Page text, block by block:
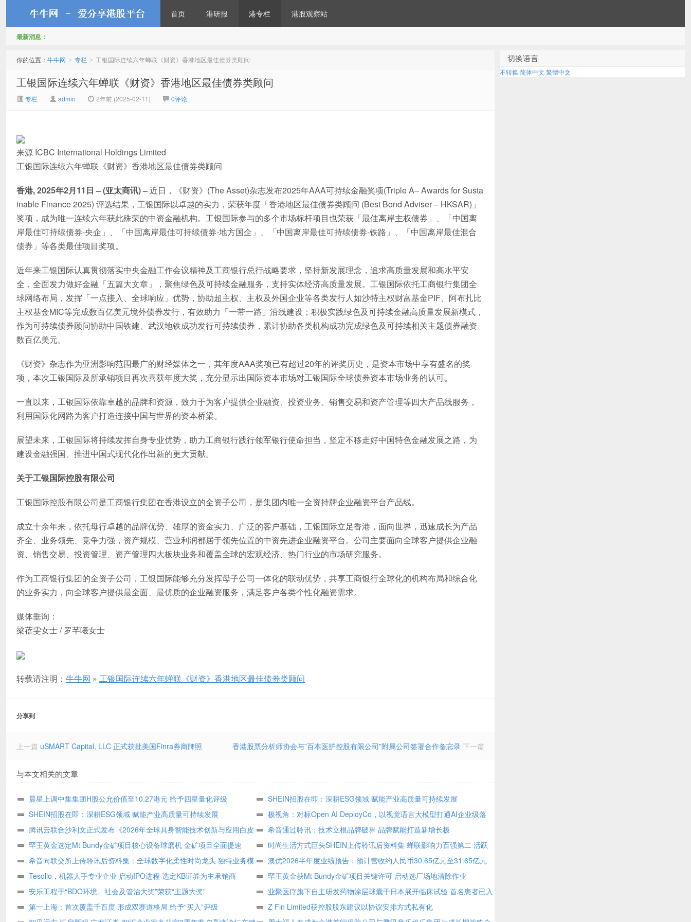
首页 港研报 港专栏 港股观察站
最新消息：
你的位置： 牛牛网 > 专栏 > 工银国际连续六年蝉联《财资》香港地区最佳债券类顾问
工银国际连续六年蝉联《财资》香港地区最佳债券类顾问
专栏 admin 2年前 (2025-02-11) 0评论
来源 ICBC International Holdings Limited
工银国际连续六年蝉联《财资》香港地区最佳债券类顾问
香港, 2025年2月11日 – (亚太商讯) –近日，《财资》(The Asset)杂志发布2025年AAA可持续金融奖项(Triple A– Awards for Susta
inable Finance 2025) 评选结果，工银国际以卓越的实力，荣获年度「香港地区最佳债券类顾问 (Best Bond Adviser – HKSAR)」
奖项，成为唯一连续六年获此殊荣的中资金融机构。工银国际参与的多个市场标杆项目也荣获「最佳离岸主权债券」、「中国离
岸最佳可持续债券-央企」、「中国离岸最佳可持续债券-地方国企」、「中国离岸最佳可持续债券-铁路」、「中国离岸最佳混合
债券」等各类最佳项目奖项。
近年来工银国际认真贯彻落实中央金融工作会议精神及工商银行总行战略要求，坚持新发展理念，追求高质量发展和高水平安
全，全面发力做好金融「五篇大文章」，聚焦绿色及可持续金融服务，支持实体经济高质量发展。工银国际依托工商银行集团全
球网络布局，发挥「一点接入、全球响应」优势，协助超主权、主权及外国企业等各类发行人如沙特主权财富基金PIF、阿布扎比
主权基金MIC等完成数百亿美元境外债券发行，有效助力「一带一路」沿线建设；积极实践绿色及可持续金融高质量发展新模式，
作为可持续债券顾问协助中国铁建、武汉地铁成功发行可持续债券，累计协助各类机构成功完成绿色及可持续相关主题债券融资
数百亿美元。
《财资》杂志作为亚洲影响范围最广的财经媒体之一，其年度AAA奖项已有超过20年的评奖历史，是资本市场中享有盛名的奖
项，本次工银国际及所承销项目再次喜获年度大奖，充分显示出国际资本市场对工银国际全球债券资本市场业务的认可。
一直以来，工银国际依靠卓越的品牌和资源，致力于为客户提供企业融资、投资业务、销售交易和资产管理等四大产品线服务，
利用国际化网路为客户打造连接中国与世界的资本桥梁。
展望未来，工银国际将持续发挥自身专业优势，助力工商银行践行领军银行使命担当，坚定不移走好中国特色金融发展之路，为
建设金融强国、推进中国式现代化作出新的更大贡献。
关于工银国际控股有限公司
工银国际控股有限公司是工商银行集团在香港设立的全资子公司，是集团内唯一全资持牌企业融资平台产品线。
成立十余年来，依托母行卓越的品牌优势、雄厚的资金实力、广泛的客户基础，工银国际立足香港，面向世界，迅速成长为产品
齐全、业务领先、竞争力强，资产规模、营业利润都居于领先位置的中资先进企业融资平台。公司主要面向全球客户提供企业融
资、销售交易、投资管理、资产管理四大板块业务和覆盖全球的宏观经济、热门行业的市场研究服务。
作为工商银行集团的全资子公司，工银国际能够充分发挥母子公司一体化的联动优势，共享工商银行全球化的机构布局和综合化
的业务实力，向全球客户提供最全面、最优质的企业融资服务，满足客户各类个性化融资需求。
媒体垂询：
梁蓓雯女士 / 罗芊曦女士
转载请注明： 牛牛网 » 工银国际连续六年蝉联《财资》香港地区最佳债券类顾问
分享到
上一篇 uSMART Capital, LLC 正式获批美国Finra券商牌照 香港股票分析师协会与”百本医护控股有限公司”附属公司签署合作备忘录 下一篇
与本文相关的文章
晨星上调中集集团H股公允价值至10.27港元 给予四星量化评级
SHEIN招股在即：深耕ESG领域 赋能产业高质量可持续发展
SHEIN招股在即：深耕ESG领域 赋能产业高质量可持续发展
极视角：对标Open AI DeployCo，以视觉语言大模型打通AI企业级落
地“最后一公里”
腾讯云联合沙利文正式发布《2026年全球具身智能技术创新与应用白皮
书》
希音通过聆讯：技术立根品牌破界 品牌赋能打造新增长极
罕王黄金选定Mt Bundy金矿项目核心设备球磨机 金矿项目全面提速
时尚生活方式巨头SHEIN上传聆讯后资料集 蝉联影响力百强第二 活跃
顾客达2.73亿
希音向联交所上传聆讯后资料集：全球数字化柔性时尚龙头 独特业务模
式构筑坚固护城河
澳优2026半年度业绩预告：预计营收约人民币30.65亿元至31.65亿元
核心业务基础保持稳定
Tesollo，机器人手专业企业 启动IPO进程 选定KB证券为主承销商
罕王黄金获Mt Bundy金矿项目关键许可 启动选厂场地清除作业
安乐工程于“BDO环境、社会及管治大奖”荣获“主题大奖”
业聚医疗旗下自主研发药物涂层球囊于日本展开临床试验 首名患者已入
组
第一上海：首次覆盖千百度 形成双赛道格局 给予“买入”评级
Z Fin Limited获控股股东建议以协议安排方式私有化
切换语言
不转换 简体中文 繁體中文